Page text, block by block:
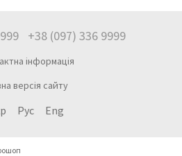
+38 (097) 336 9999
інформація
версія сайту
Рус Eng